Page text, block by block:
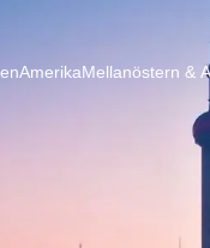
AmerikaMellanöstern &